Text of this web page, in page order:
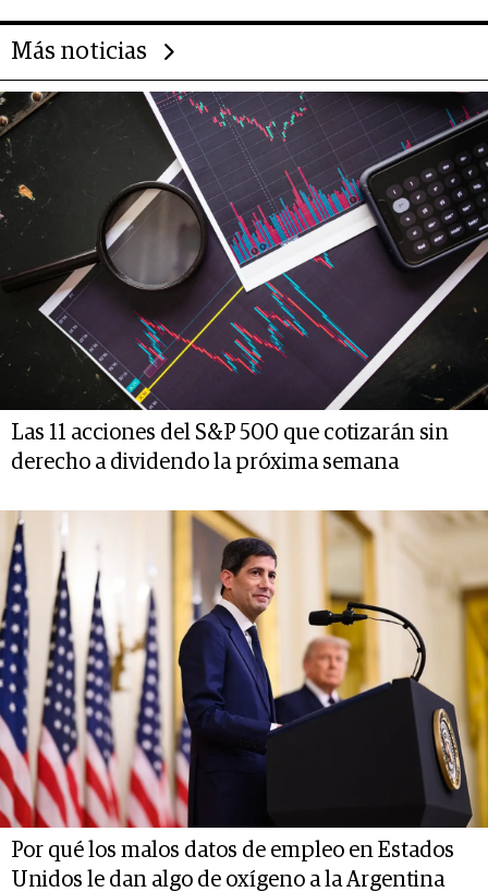
Más noticias
Las 11 acciones del S&P 500 que cotizarán sin
derecho a dividendo la próxima semana
Por qué los malos datos de empleo en Estados
Unidos le dan algo de oxígeno a la Argentina